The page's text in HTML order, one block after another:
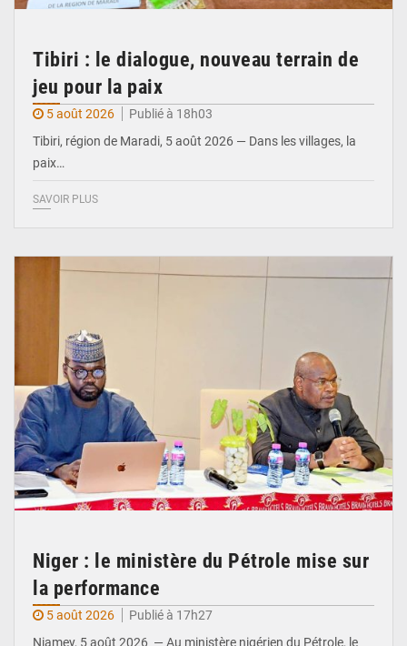
Tibiri : le dialogue, nouveau terrain de
jeu pour la paix
5 août 2026
Publié à 18h03
Tibiri, région de Maradi, 5 août 2026 — Dans les villages, la
paix…
SAVOIR PLUS
Niger : le ministère du Pétrole mise sur
la performance
5 août 2026
Publié à 17h27
Niamey, 5 août 2026 — Au ministère nigérien du Pétrole, le